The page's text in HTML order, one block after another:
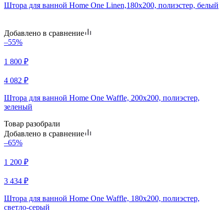
Штора для ванной Home One Linen,180х200, полиэстер, белый
Добавлено в сравнение
–55%
1 800 ₽
4 082 ₽
Штора для ванной Home One Waffle, 200х200, полиэстер,
зеленый
Товар разобрали
Добавлено в сравнение
–65%
1 200 ₽
3 434 ₽
Штора для ванной Home One Waffle, 180х200, полиэстер,
светло-серый